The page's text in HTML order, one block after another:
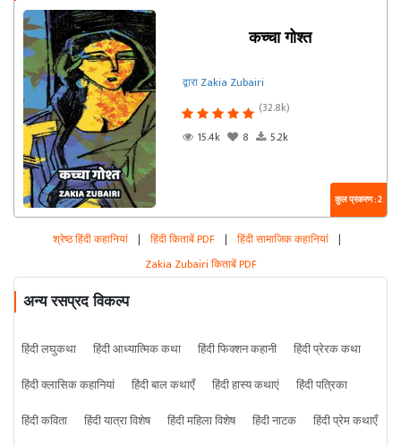
कच्चा गोश्त
द्वारा Zakia Zubairi
(32.8k)
15.4k
8 5.2k
कुल प्रकरण : 2
श्रेष्ठ हिंदी कहानियां | हिंदी किताबें PDF | हिंदी सामाजिक कहानियां |
Zakia Zubairi किताबें PDF
अन्य रसप्रद विकल्प
हिंदी लघुकथा हिंदी आध्यात्मिक कथा हिंदी फिक्शन कहानी
हिंदी प्रेरक कथा
हिंदी क्लासिक कहानियां
हिंदी बाल कथाएँ हिंदी हास्य कथाएं
हिंदी पत्रिका
हिंदी कविता
हिंदी यात्रा विशेष हिंदी महिला विशेष हिंदी नाटक
हिंदी प्रेम कथाएँ